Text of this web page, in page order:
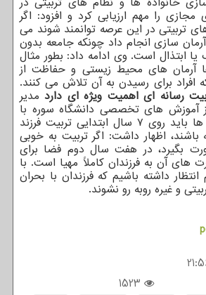
مجازی را مهم ارزیابی کرد و افزود: اگر
تربیتی در این عرصه توانمند شوند می
سازی انجام داد چونکه جامعه بدون
ابتذال است. وی ادامه داد: بطور مثال
آرمان های محیط زیستی و حفاظت از
افراد برای رسیدن به آن تلاش می کنند.
مدیر
آموزش های تخصصی دانشگاه سوره با
اعلان اینکه خانواده ها باید روی ۷ سال ابتدایی تربیت فرزند
اظهار داشت: اگر تربیت به خوبی
بگیرد، در هفت سال دوم فضا برای
های آن به فرزندان کاملاً مهیا است. با
داشته باشیم که فرزندان با بحران
و غیره روبه رو نشوند.
1523